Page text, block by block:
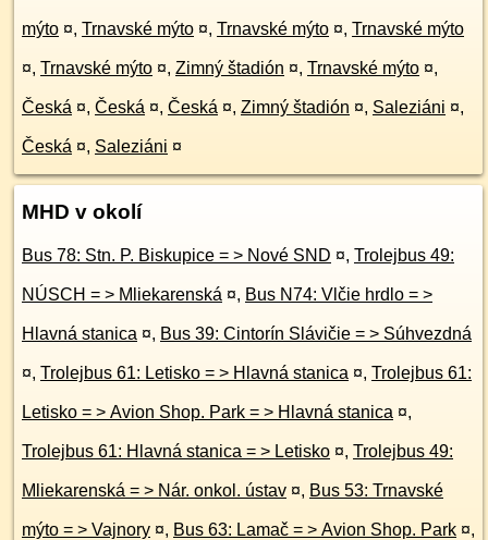
mýto ¤, Trnavské mýto ¤, Trnavské mýto ¤, Trnavské mýto
¤, Trnavské mýto ¤, Zimný štadión ¤, Trnavské mýto ¤,
Česká ¤, Česká ¤, Česká ¤, Zimný štadión ¤, Saleziáni ¤,
Česká ¤, Saleziáni ¤
MHD v okolí
Bus 78: Stn. P. Biskupice = > Nové SND ¤, Trolejbus 49:
NÚSCH = > Mliekarenská ¤, Bus N74: Vlčie hrdlo = >
Hlavná stanica ¤, Bus 39: Cintorín Slávičie = > Súhvezdná
¤, Trolejbus 61: Letisko = > Hlavná stanica ¤, Trolejbus 61:
Letisko = > Avion Shop. Park = > Hlavná stanica ¤,
Trolejbus 61: Hlavná stanica = > Letisko ¤, Trolejbus 49:
Mliekarenská = > Nár. onkol. ústav ¤, Bus 53: Trnavské
mýto = > Vajnory ¤, Bus 63: Lamač = > Avion Shop. Park ¤,